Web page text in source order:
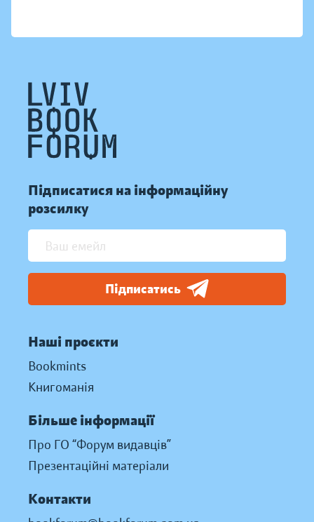
Підписатися на інформаційну
розсилку
Підписатись
Наші проєкти
Bookmints
Книгоманія
Більше інформації
Про ГО “Форум видавців”
Презентаційні матеріали
Контакти